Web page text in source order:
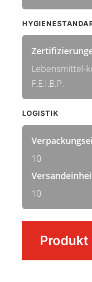
Menge
Lebensmittel-
F.E.I.B.P.
LOGISTIK
10
10